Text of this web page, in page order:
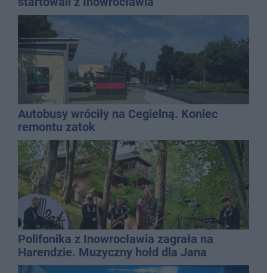
Autobusy wróciły na Cegielną. Koniec
remontu zatok
Polifonika z Inowrocławia zagrała na
Harendzie. Muzyczny hołd dla Jana
Kasprowicza